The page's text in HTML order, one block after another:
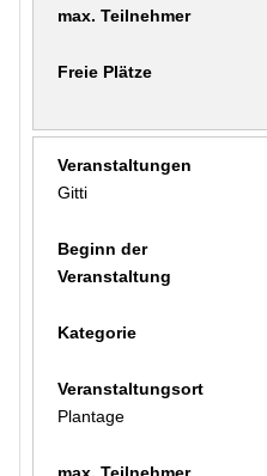
Gitti
Plantage